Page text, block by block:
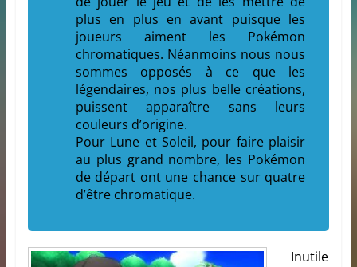
plus en plus en avant puisque les
joueurs aiment les Pokémon
chromatiques. Néanmoins nous nous
sommes opposés à ce que les
légendaires, nos plus belle créations,
puissent apparaître sans leurs
couleurs d’origine.
Pour Lune et Soleil, pour faire plaisir
au plus grand nombre, les Pokémon
de départ ont une chance sur quatre
d’être chromatique.
Inutile